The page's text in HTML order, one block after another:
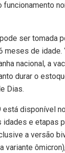
funcionamento
ser tomada
meses de idade.
nacional, a
durar o
Dias.
está disponível
idades e etapas
a versão
variante